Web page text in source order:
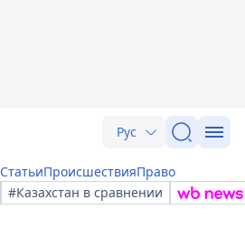
Рус
СтатьиПроисшествияПраво
#Казахстан в сравнении